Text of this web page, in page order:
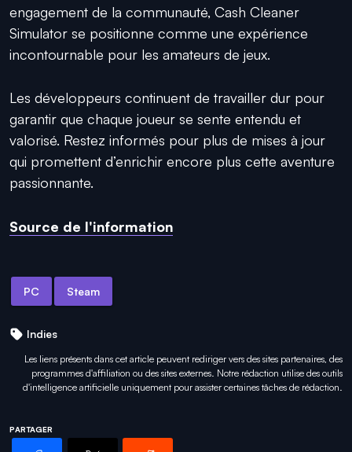
engagement de la communauté, Cash Cleaner
Simulator se positionne comme une expérience
incontournable pour les amateurs de jeux.
Les développeurs continuent de travailler dur pour
garantir que chaque joueur se sente entendu et
valorisé. Restez informés pour plus de mises à jour
qui promettent d’enrichir encore plus cette aventure
passionnante.
Source de l'information
PC Steam
Indies
Les liens présents dans cet article peuvent rediriger vers des sites partenaires, des
programmes d'affiliation ou des sites externes. Notre rédaction utilise des outils
d'intelligence artificielle uniquement pourassister certaines tâches de rédaction.
PARTAGER